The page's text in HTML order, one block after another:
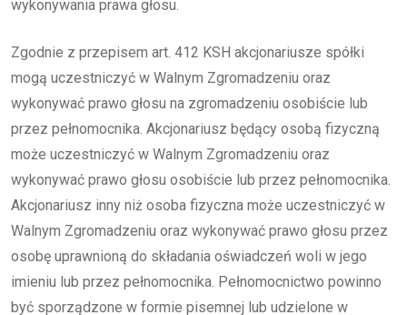
wykonywania prawa głosu.
Zgodnie z przepisem art. 412 KSH akcjonariusze spółki
mogą uczestniczyć w Walnym Zgromadzeniu oraz
wykonywać prawo głosu na zgromadzeniu osobiście lub
przez pełnomocnika. Akcjonariusz będący osobą fizyczną
może uczestniczyć w Walnym Zgromadzeniu oraz
wykonywać prawo głosu osobiście lub przez pełnomocnika.
Akcjonariusz inny niż osoba fizyczna może uczestniczyć w
Walnym Zgromadzeniu oraz wykonywać prawo głosu przez
osobę uprawnioną do składania oświadczeń woli w jego
imieniu lub przez pełnomocnika. Pełnomocnictwo powinno
być sporządzone w formie pisemnej lub udzielone w